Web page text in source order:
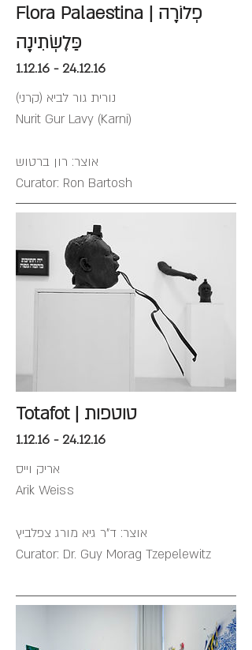
Flora Palaestina | פְלוֹרָה
פַּלֶשְׂתִינָה
1.12.16 - 24.12.16​
נורית גור לביא (קרני)
Nurit Gur Lavy (Karni)
אוצר: רון ברטוש
Curator: Ron Bartosh​​​​
Totafot | טוטפות
1.12.16 - 24.12.16​
אריק וייס
Arik Weiss
אוצר: ד"ר גיא מורג צפלביץ
Curator: Dr. Guy Morag Tzepelewitz​​​​